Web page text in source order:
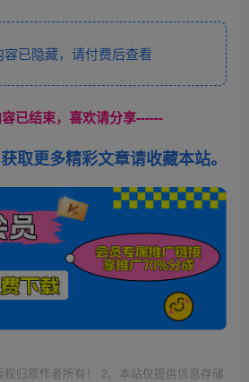
已隐藏，请付费后查看
已结束，喜欢请分享------
取更多精彩文章请收藏本站。
权归原作者所有！ 2、本站仅提供信息存储